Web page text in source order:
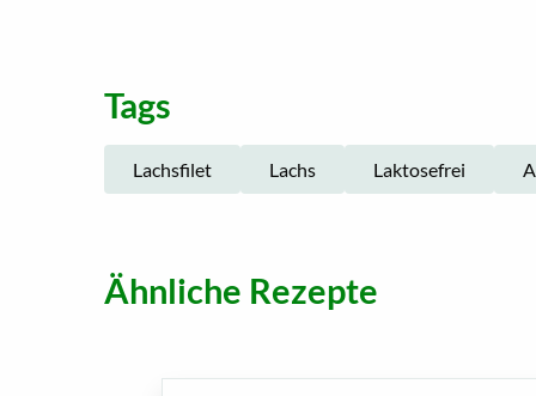
Tags
Lachsfilet Lachs Laktosefrei
Ähnliche Rezepte